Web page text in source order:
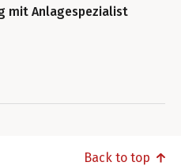
mit Anlagespezialist
Back to top